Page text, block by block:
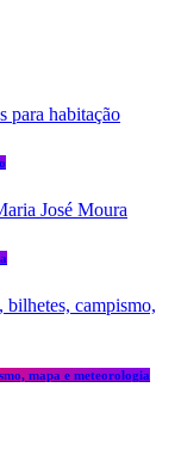
mapa e meteorologia